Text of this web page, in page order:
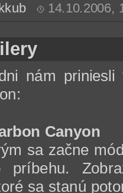
nám
Canyon
sa začne
príbehu.
sa stanú